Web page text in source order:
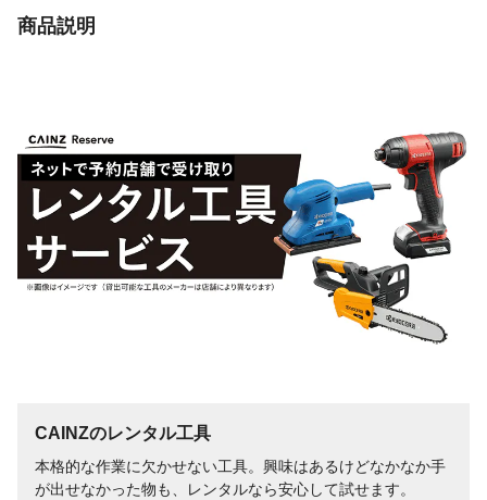
商品説明
CAINZのレンタル工具
本格的な作業に欠かせない工具。興味はあるけどなかなか手
が出せなかった物も、レンタルなら安心して試せます。